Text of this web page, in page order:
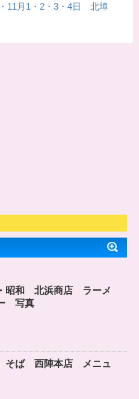
11月1・2・3・4日 北埠
昭和 北浜商店 ラーメ
写真
ば 西陣本店 メニュ